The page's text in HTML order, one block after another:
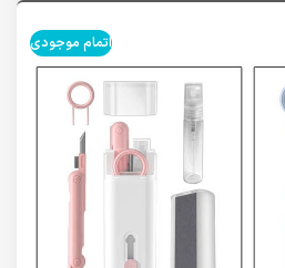
اتمام موجودی